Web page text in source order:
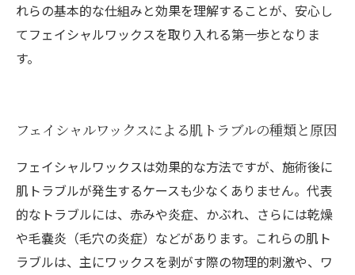
れらの基本的な仕組みと効果を理解することが、安心し
てフェイシャルワックスを取り入れる第一歩となりま
す。
フェイシャルワックスによる肌トラブルの種類と原因
フェイシャルワックスは効果的な方法ですが、施術後に
肌トラブルが発生するケースも少なくありません。代表
的なトラブルには、赤みや炎症、かぶれ、さらには乾燥
や毛嚢炎（毛穴の炎症）などがあります。これらの肌ト
ラブルは、主にワックスを剥がす際の物理的刺激や、ワ